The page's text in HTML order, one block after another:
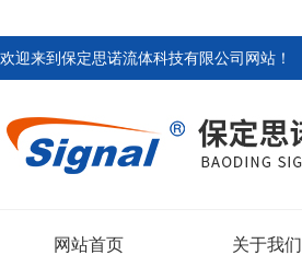
欢迎来到保定思诺流体科技有限公司网站 ！
网站首页 关于我们